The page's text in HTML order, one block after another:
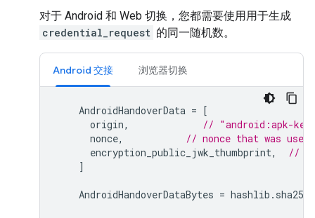
对于 Android 和 Web 切换，您都需要使用用于生成
credential_request 的同一随机数。
Android 交接 浏览器切换
AndroidHandoverData = [
origin,
// "android:apk-key-
nonce,
// nonce that was
encryption_public_jwk_thumbprint,
//
]
AndroidHandoverDataBytes = hashlib . sha256